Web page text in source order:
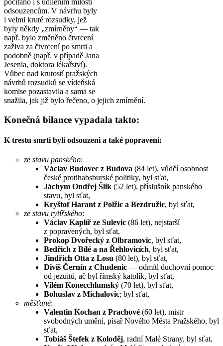
odsouzencům. V návrhu byly
i velmi kruté rozsudky, jež
byly někdy „zmírněny“ — tak
např. bylo změněno čtvrcení
zaživa za čtvrcení po smrti a
podobně (např. v případě Jana
Jesenia, doktora lékařství).
Vůbec nad krutostí pražských
návrhů rozsudků se vídeňská
komise pozastavila a sama se
snažila, jak již bylo řečeno, o jejich zmírnění.
Konečná bilance vypadala takto:
K trestu smrti byli odsouzeni a také popraveni:
ze stavu panského:
Václav Budovec z Budova (84 let), vůdčí osobnost
české protihabsburské politiky, byl sťat,
Jáchym Ondřej Šlik (52 let), příslušník panského
stavu, byl sťat,
Kryštof Harant z Polžic a Bezdružic, byl sťat,
ze stavu rytířského:
Václav Kaplíř ze Sulevic (86 let), nejstarší
z popravených, byl sťat,
Prokop Dvořecký z Olbramovic, byl sťat,
Bedřich z Bílé a na Řehlovicích, byl sťat,
Jindřich Otta z Losu (80 let), byl sťat,
Diviš Černín z Chudenic — odmítl duchovní pomoc
od jezuitů, ač byl římský katolík, byl sťat,
Vilém Konecchlumský (70 let), byl sťat,
Bohuslav z Michalovic; byl sťat,
měšťané:
Valentin Kochan z Prachové (60 let), mistr
svobodných umění, písař Nového Města Pražského, byl
sťat,
Tobiáš Štefek z Koloděj, radní Malé Strany, byl sťat,